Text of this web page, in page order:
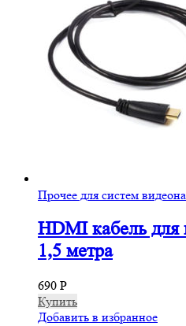
Прочее для систем
HDMI кабель
1,5 метра
690 Р
Купить
Добавить в избранное